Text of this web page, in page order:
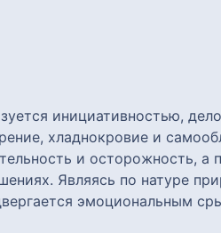
инициативностью,
хладнокровие и
и осторожность,
Являясь по натуре
эмоциональным